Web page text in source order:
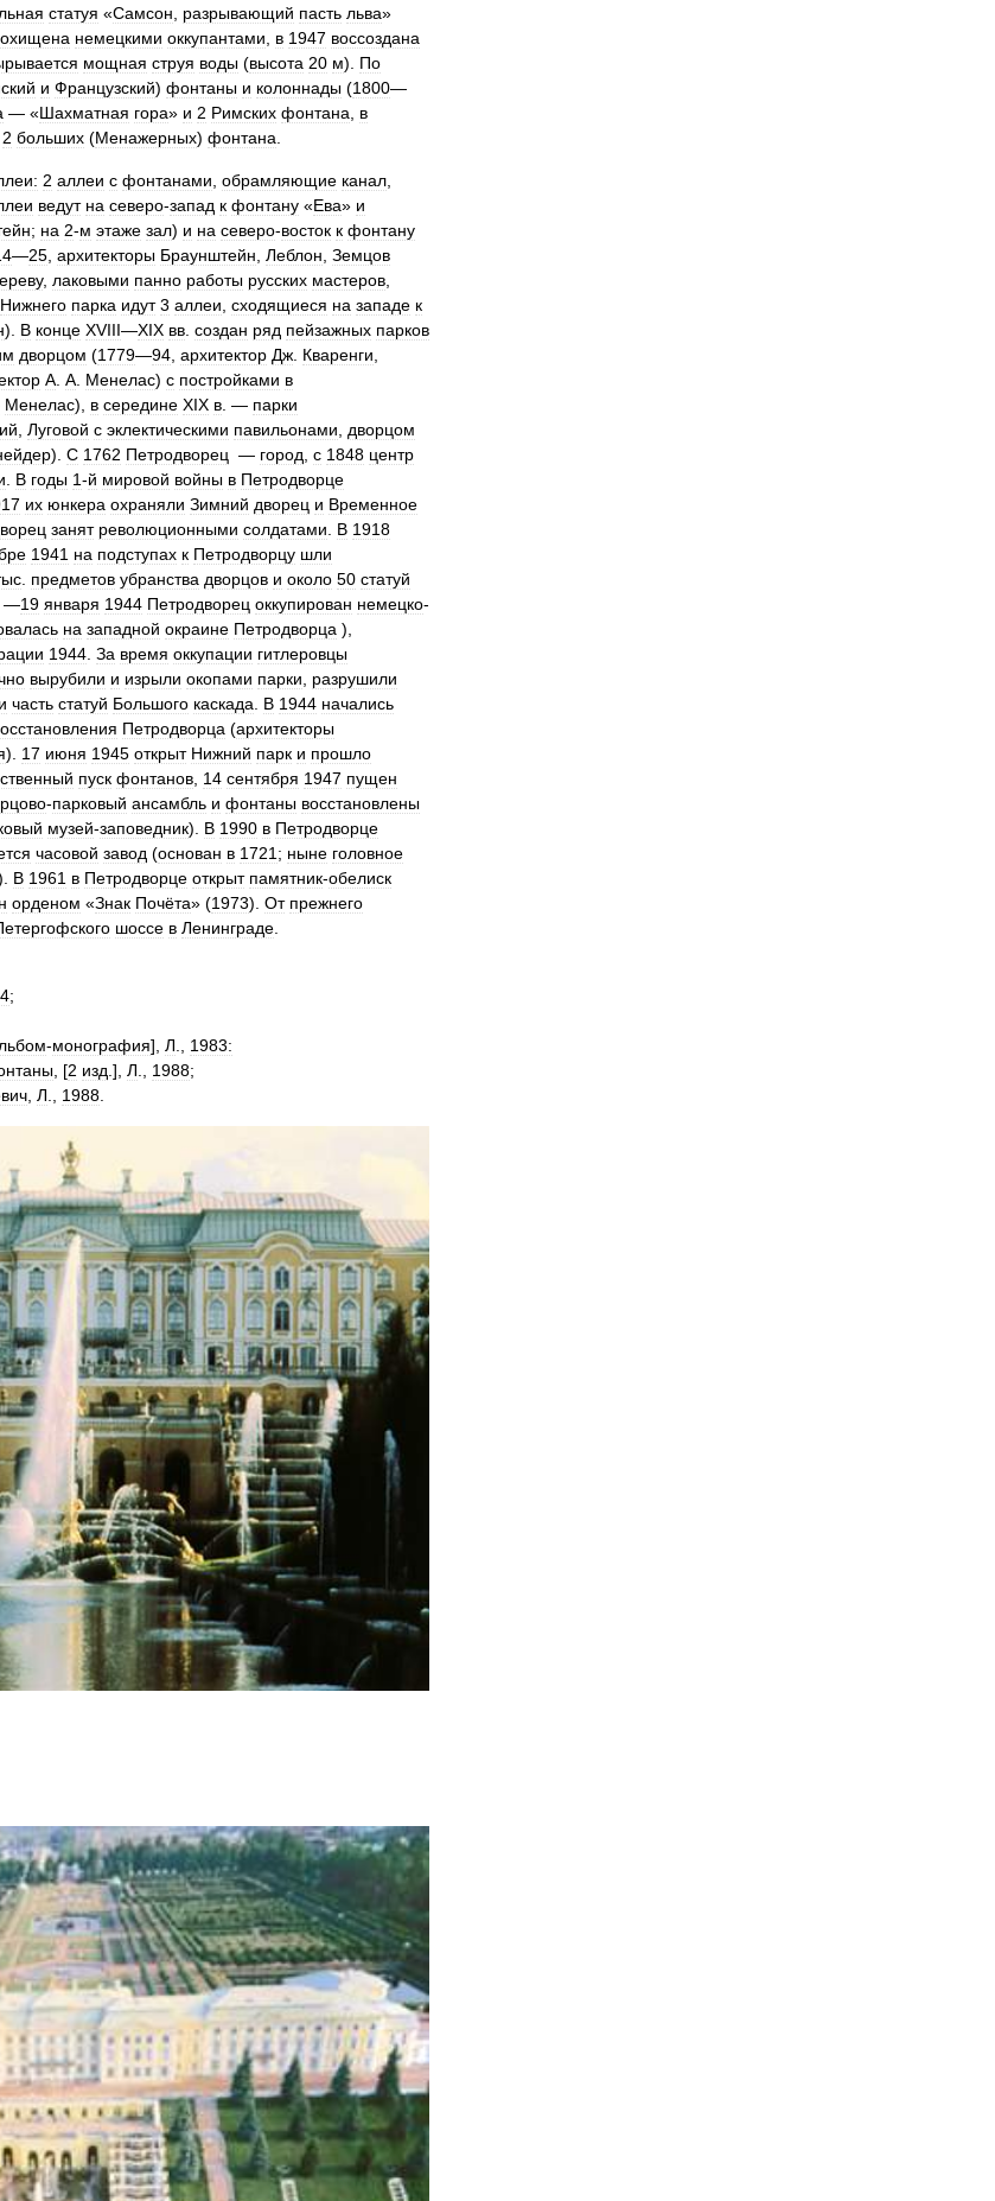
статуя «Самсон разрывающий пасть льва»
немецкими оккупантами в 1947 воссоздана
мощная струя воды (высота 20 м). По
и Французский) фонтаны и колоннады (1800—
— «Шахматная гора» и 2 Римских фонтана
в
2 больших (Менажерных) фонтана
2 аллеи с фонтанами обрамляющие канал
ведут на северо-запад к фонтану «Ева» и
; на 2-м этаже зал) и на северо-восток к фонтану
—25 архитекторы Браунштейн Леблон Земцов
, лаковыми панно работы русских мастеров
Нижнего парка идут 3 аллеи сходящиеся на западе к
). В конце XVIII—XIX вв создан ряд пейзажных парков
дворцом (1779—94 архитектор Дж Кваренги
А А Менелас) с постройками в
Менелас), в середине XIX в . — парки
Луговой с эклектическими павильонами
дворцом
). С 1762 Петродворец — город с 1848 центр
В годы 1-й мировой войны в Петродворце
их юнкера охраняли Зимний дворец и Временное
занят революционными солдатами В 1918
1941 на подступах к Петродворцу шли
предметов убранства дворцов и около 50 статуй
—19 января 1944 Петродворец оккупирован немецко-
на западной окраине Петродворца ),
1944 За время оккупации гитлеровцы
вырубили и изрыли окопами парки
разрушили
часть статуй Большого каскада В 1944 начались
Петродворца (архитекторы
). 17 июня 1945 открыт Нижний парк и прошло
пуск фонтанов 14 сентября 1947 пущен
-парковый ансамбль и фонтаны восстановлены
музей-заповедник). В 1990 в Петродворце
часовой завод (основан в 1721 ; ныне головное
В 1961 в Петродворце открыт памятник-обелиск
орденом «Знак Почёта» (1973). От прежнего
шоссе в Ленинграде
;
-монография], Л
1983:
, [2 изд .], Л 1988;
Л 1988